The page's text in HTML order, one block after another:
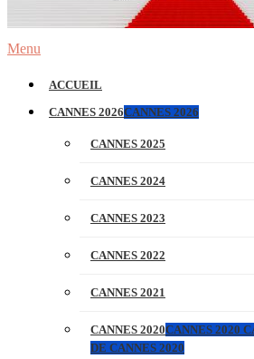
Menu
ACCUEIL
CANNES 2026CANNES 2026
CANNES 2025
CANNES 2024
CANNES 2023
CANNES 2022
CANNES 2021
CANNES 2020CANNES 2020
DE CANNES 2020